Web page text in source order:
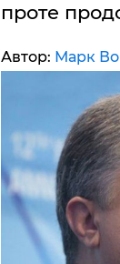
проте
Автор: Марк